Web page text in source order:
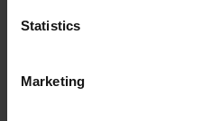
Statistics
Marketing
13 i lager